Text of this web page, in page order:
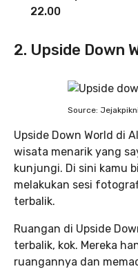
22.00
2. Upside Down
Source:
Upside Down World di
wisata menarik yang
kunjungi. Di sini kamu
melakukan sesi
terbalik.
Ruangan di Upside
terbalik, kok. Mereka
ruangannya dan